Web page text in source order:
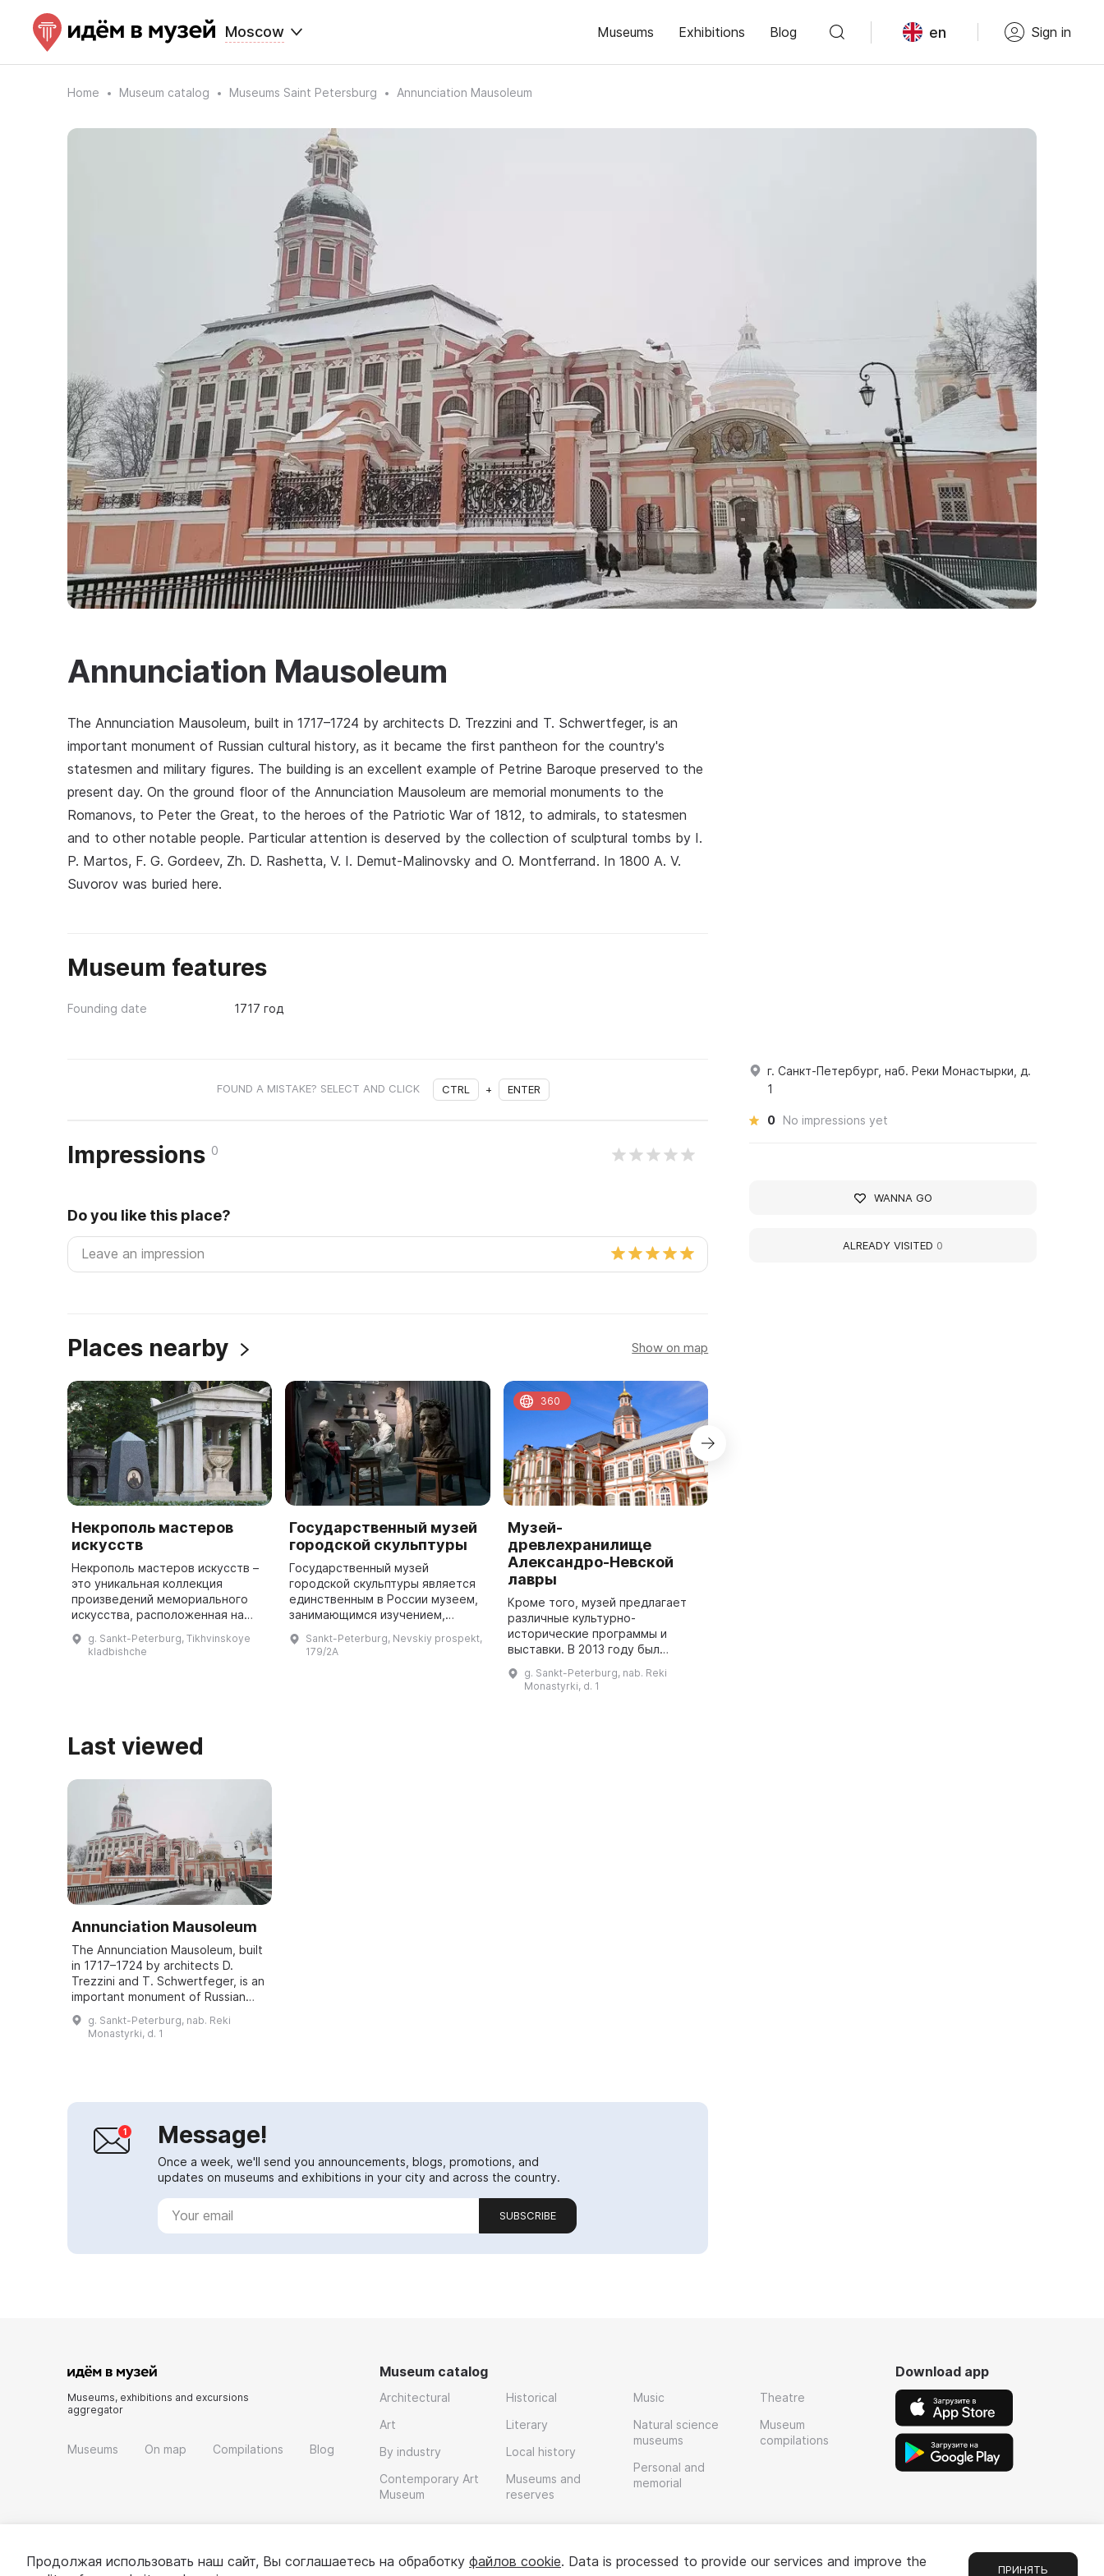
Moscow Museums Exhibitions Blog en Sign in
Home Museum catalog Museums Saint Petersburg Annunciation Mausoleum
Annunciation Mausoleum
The Annunciation Mausoleum, built in 1717–1724 by architects D. Trezzini and T. Schwertfeger, is an
important monument of Russian cultural history, as it became the first pantheon for the country's
statesmen and military figures. The building is an excellent example of Petrine Baroque preserved to the
present day. On the ground floor of the Annunciation Mausoleum are memorial monuments to the
Romanovs, to Peter the Great, to the heroes of the Patriotic War of 1812, to admirals, to statesmen
and to other notable people. Particular attention is deserved by the collection of sculptural tombs by I.
P. Martos, F. G. Gordeev, Zh. D. Rashetta, V. I. Demut-Malinovsky and O. Montferrand. In 1800 A. V.
Suvorov was buried here.
Museum features
Founding date 1717 год
FOUND A MISTAKE? SELECT AND CLICK CTRL + ENTER
Impressions 0
Do you like this place?
Places nearby Show on map
Некрополь мастеров
искусств
Некрополь мастеров искусств –
это уникальная коллекция
произведений мемориального
искусства, расположенная на
Тихвинского кладбища
g. Sankt-Peterburg, Tikhvinskoye
kladbishche
Государственный музей
городской скульптуры
Государственный музей
городской скульптуры является
единственным в России музеем,
занимающимся изучением,
памятников монументального
Sankt-Peterburg, Nevskiy prospekt,
179/2A
Музей-
древлехранилище
Александро-Невской
лавры
Кроме того, музей предлагает
различные культурно-
исторические программы и
выставки. В 2013 году был
Невской лавры, после почти 90-
летнего перерыва в работе. На
g. Sankt-Peterburg, nab. Reki
Monastyrki, d. 1
360
Last viewed
Annunciation Mausoleum
The Annunciation Mausoleum, built
in 1717–1724 by architects D.
Trezzini and T. Schwertfeger, is an
important monument of Russian
cultural history, as it became the
first pantheon for the country's
g. Sankt-Peterburg, nab. Reki
Monastyrki, d. 1
Message!
Once a week, we'll send you announcements, blogs, promotions, and
updates on museums and exhibitions in your city and across the country.
SUBSCRIBE
г. Санкт-Петербург, наб. Реки Монастырки, д.
1
0 No impressions yet
WANNA GO
ALREADY VISITED 0
Museums, exhibitions and excursions
aggregator
Museums On map Compilations Blog
Museum catalog
Architectural
Art
By industry
Contemporary Art
Museum
Historical
Literary
Local history
Museums and
reserves
Music
Natural science
museums
Personal and
memorial
Theatre
Museum
compilations
Download app
Продолжая использовать наш сайт, Вы соглашаетесь на обработку файлов cookie. Data is processed to provide our services and improve the
ПРИНЯТЬ